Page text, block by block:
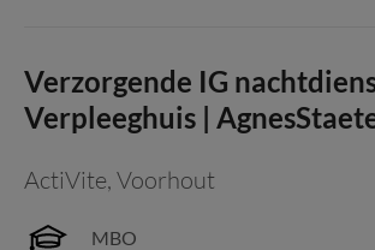
Verzorgende IG
Verpleeghuis |
ActiVite, Voorhout
MBO